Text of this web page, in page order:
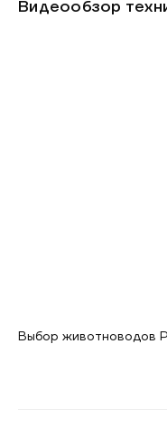
Видеообзор
Выбор животноводов